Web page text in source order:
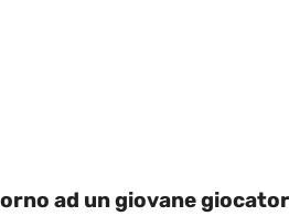
ad un giovane